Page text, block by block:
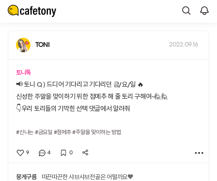
TONI 2022.09.16
토니톡
📢 토니 Q ) 드디어 기다리고 기다리던 금/요/일 🔥
신성한 주말을 맞이하기 위한 점메추 해 줄 토리 구해여~🙋🙋
👇우리 토리들의 기막힌 선택 댓글에서 알려줘
#신나는 #금요일 #점메추 #주말을 맞이하는 방법
9 4 0
뭉게구름 따끈따끈한 샤브샤브전골은 어떨까요🧡